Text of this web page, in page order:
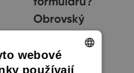
Obrovský
uživatelské
ENGLISH
webové
používají